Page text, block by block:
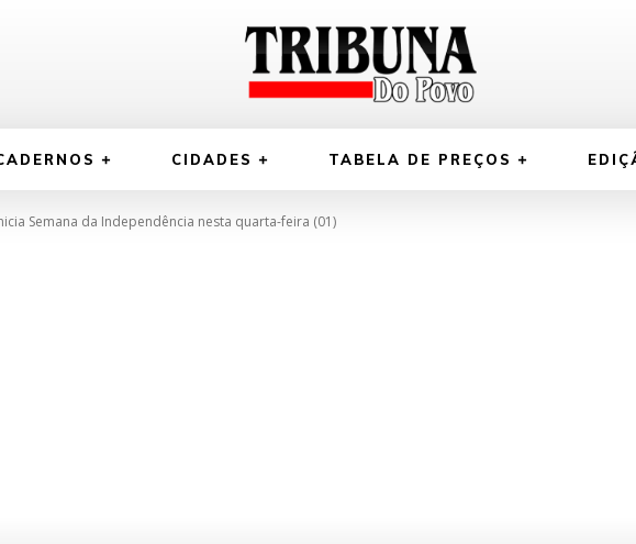
CIDADES TABELA DE PREÇOS
Semana da Independência nesta quarta-feira (01)